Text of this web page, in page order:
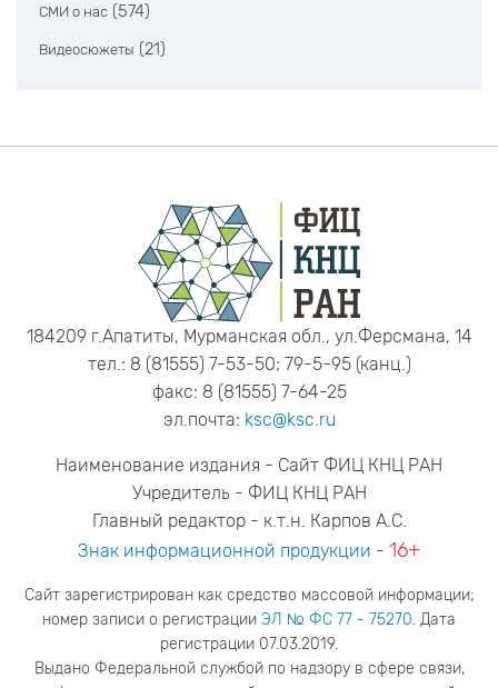
СМИ о нас (574)
Видеосюжеты (21)
184209 г.Апатиты, Мурманская обл., ул.Ферсмана, 14
тел.: 8 (81555) 7-53-50; 79-5-95 (канц.)
факс: 8 (81555) 7-64-25
эл.почта: ksc@ksc.ru
Наименование издания - Сайт ФИЦ КНЦ РАН
Учредитель - ФИЦ КНЦ РАН
Главный редактор - к.т.н. Карпов А.С.
Знак информационной продукции - 16+
Сайт зарегистрирован как средство массовой информации;
номер записи о регистрации ЭЛ № ФС 77 - 75270. Дата
регистрации 07.03.2019.
Выдано Федеральной службой по надзору в сфере связи,